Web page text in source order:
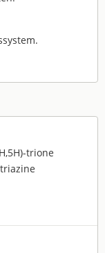
trione